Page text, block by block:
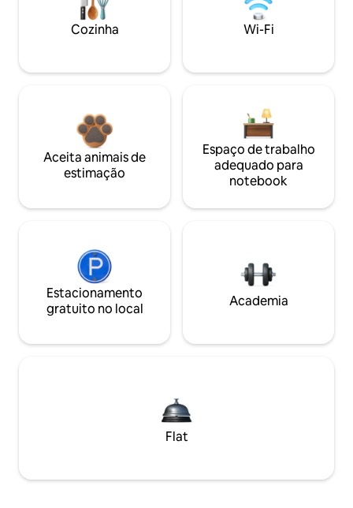
Cozinha Wi-Fi
Aceita animais de
estimação
Espaço de trabalho
adequado para
notebook
Estacionamento
gratuito no local
Academia
Flat